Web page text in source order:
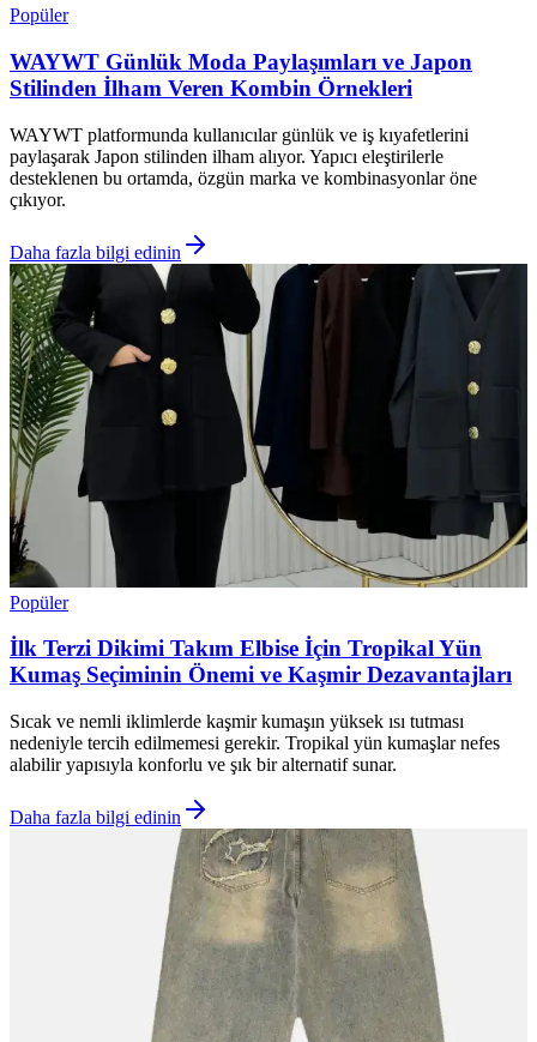
Popüler
WAYWT Günlük Moda Paylaşımları ve Japon
Stilinden İlham Veren Kombin Örnekleri
WAYWT platformunda kullanıcılar günlük ve iş kıyafetlerini
paylaşarak Japon stilinden ilham alıyor. Yapıcı eleştirilerle
desteklenen bu ortamda, özgün marka ve kombinasyonlar öne
çıkıyor.
Daha fazla bilgi edinin
Popüler
İlk Terzi Dikimi Takım Elbise İçin Tropikal Yün
Kumaş Seçiminin Önemi ve Kaşmir Dezavantajları
Sıcak ve nemli iklimlerde kaşmir kumaşın yüksek ısı tutması
nedeniyle tercih edilmemesi gerekir. Tropikal yün kumaşlar nefes
alabilir yapısıyla konforlu ve şık bir alternatif sunar.
Daha fazla bilgi edinin